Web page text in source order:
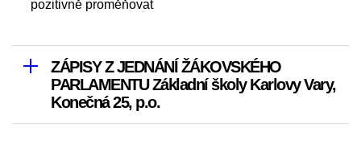
pozitivně proměňovat
ZÁPISY Z JEDNÁNÍ ŽÁKOVSKÉHO
PARLAMENTU Základní školy Karlovy Vary,
Konečná 25, p.o.